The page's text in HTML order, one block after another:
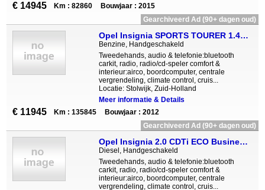
€ 14945 Km : 82860
Bouwjaar : 2015
Gearchiveerd Ad (90+ dagen oud)
Opel Insignia SPORTS TOURER 1.4T Business Ed. navi trekhaak 18
Benzine, Handgeschakeld
Tweedehands, audio & telefonie:bluetooth
carkit, radio, radio/cd-speler comfort &
interieur:airco, boordcomputer, centrale
vergrendeling, climate control, cruis...
Locatie: Stolwijk, Zuid-Holland
Meer informatie & Details
€ 11945 Km : 135845
Bouwjaar : 2012
Gearchiveerd Ad (90+ dagen oud)
Opel Insignia 2.0 CDTi ECO Business Navigatie LED PDC LMV
Diesel, Handgeschakeld
Tweedehands, audio & telefonie:bluetooth
carkit, radio, radio/cd-speler comfort &
interieur:airco, boordcomputer, centrale
vergrendeling, climate control, cruis...